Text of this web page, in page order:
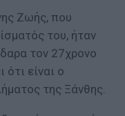
Ζωής, που
του, ήταν
τον 27χρονο
είναι ο
της Ξάνθης.